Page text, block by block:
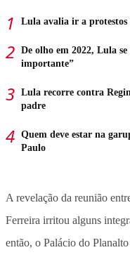
Lula avalia ir a protestos
De olho em 2022, Lula
importante”
Lula recorre contra
padre
Quem deve estar na
Paulo
A revelação da reunião
Ferreira irritou alguns
então, o Palácio do